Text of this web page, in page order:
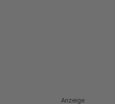
Anzeige